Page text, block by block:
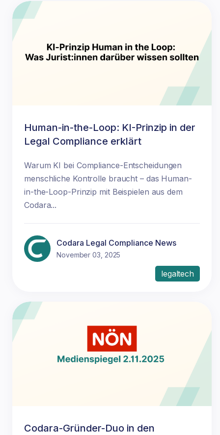
Human-in-the-Loop: KI-Prinzip in der
Legal Compliance erklärt
Warum KI bei Compliance-Entscheidungen
menschliche Kontrolle braucht – das Human-
in-the-Loop-Prinzip mit Beispielen aus dem
Codara...
Codara Legal Compliance News
November 03, 2025
legaltech
Codara-Gründer-Duo in den